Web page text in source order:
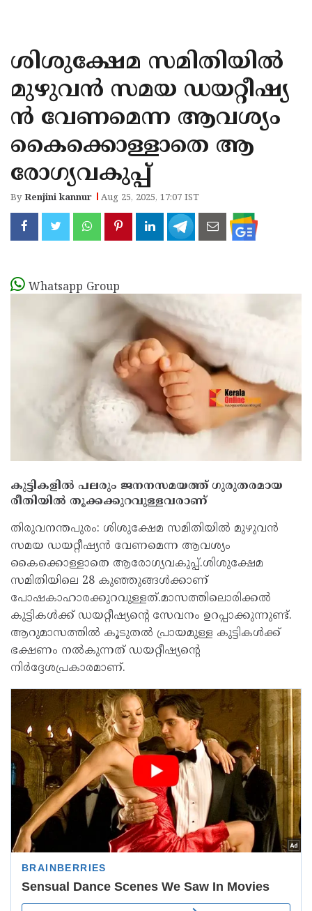
KANNUR
KASARAGOD
ശിശുക്ഷേമ സമിതിയില്‍
മുഴുവൻ സമയ ഡയറ്റീഷ്യ
ൻ വേണമെന്ന ആവശ്യം
കൈക്കൊള്ളാതെ ആ
രോഗ്യവകുപ്പ്
ByRenjini kannur Aug 25, 2025, 17:07 IST
Whatsapp Group
കുട്ടികളില്‍ പലരും ജനനസമയത്ത് ഗുരുതരമായ
രീതിയില്‍ തൂക്കക്കുറവുള്ളവരാണ്
തിരുവനന്തപുരം: ശിശുക്ഷേമ സമിതിയില്‍ മുഴുവൻ
സമയ ഡയറ്റീഷ്യൻ വേണമെന്ന ആവശ്യം
കൈക്കൊള്ളാതെ ആരോഗ്യവകുപ്പ്.ശിശുക്ഷേമ
സമിതിയിലെ 28 കുഞ്ഞുങ്ങള്‍ക്കാണ്
പോഷകാഹാരക്കുറവുള്ളത്.മാസത്തിലൊരിക്കല്‍
കുട്ടികള്‍ക്ക് ഡയറ്റീഷ്യന്റെ സേവനം ഉറപ്പാക്കുന്നുണ്ട്.
ആറുമാസത്തില്‍ കൂടുതല്‍ പ്രായമുള്ള കുട്ടികള്‍ക്ക്
ഭക്ഷണം നല്‍കുന്നത് ഡയറ്റീഷ്യന്റെ
നിർദ്ദേശപ്രകാരമാണ്.